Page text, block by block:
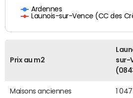
Ardennes
Launois-sur-Vence (CC des
Prix au m2
sur-
Maisons anciennes 1